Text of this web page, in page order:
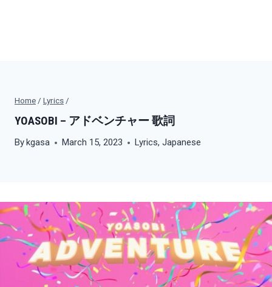
Home / Lyrics /
YOASOBI – アドベンチャー 歌詞
Bykgasa March 15, 2023 Lyrics,Japanese